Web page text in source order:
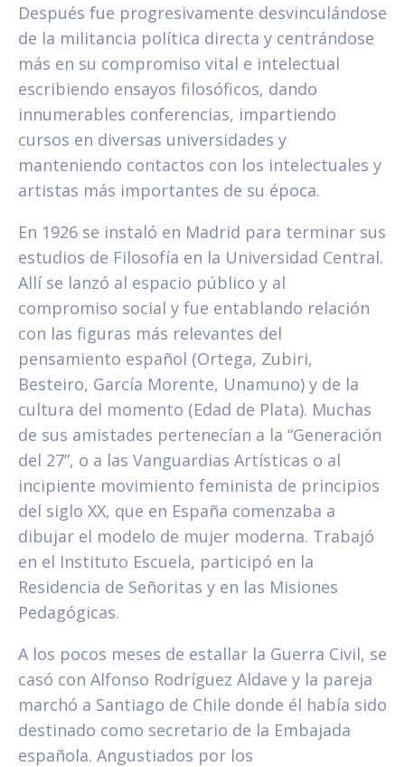
Después fue progresivamente desvinculándose
de la militancia política directa y centrándose
más en su compromiso vital e intelectual
escribiendo ensayos filosóficos, dando
innumerables conferencias, impartiendo
cursos en diversas universidades y
manteniendo contactos con los intelectuales y
artistas más importantes de su época.
En 1926 se instaló en Madrid para terminar sus
estudios de Filosofía en la Universidad Central.
Allí se lanzó al espacio público y al
compromiso social y fue entablando relación
con las figuras más relevantes del
pensamiento español (Ortega, Zubiri,
Besteiro, García Morente, Unamuno) y de la
cultura del momento (Edad de Plata). Muchas
de sus amistades pertenecían a la “Generación
del 27”, o a las Vanguardias Artísticas o al
incipiente movimiento feminista de principios
del siglo XX, que en España comenzaba a
dibujar el modelo de mujer moderna. Trabajó
en el Instituto Escuela, participó en la
Residencia de Señoritas y en las Misiones
Pedagógicas.
A los pocos meses de estallar la Guerra Civil, se
casó con Alfonso Rodríguez Aldave y la pareja
marchó a Santiago de Chile donde él había sido
destinado como secretario de la Embajada
española. Angustiados por los